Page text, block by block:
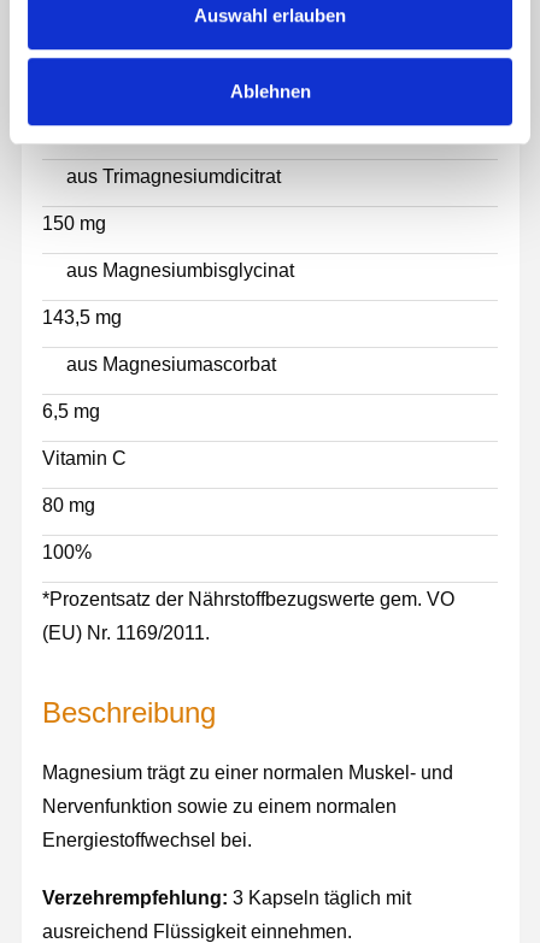
Auswahl erlauben
Ablehnen
80%
aus Trimagnesiumdicitrat
150 mg
aus Magnesiumbisglycinat
143,5 mg
aus Magnesiumascorbat
6,5 mg
Vitamin C
80 mg
100%
*Prozentsatz der Nährstoffbezugswerte gem. VO
(EU) Nr. 1169/2011.
Beschreibung
Magnesium trägt zu einer normalen Muskel- und
Nervenfunktion sowie zu einem normalen
Energiestoffwechsel bei.
Verzehrempfehlung: 3 Kapseln täglich mit
ausreichend Flüssigkeit einnehmen.